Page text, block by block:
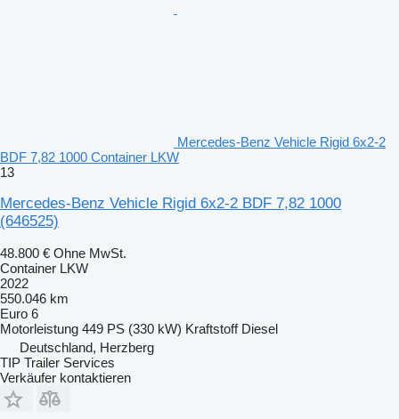
Mercedes-Benz Vehicle Rigid 6x2-2
BDF 7,82 1000 Container LKW
13
Mercedes-Benz Vehicle Rigid 6x2-2 BDF 7,82 1000
(646525)
48.800 € Ohne MwSt.
Container LKW
2022
550.046 km
Euro 6
Motorleistung 449 PS (330 kW) Kraftstoff Diesel
Deutschland, Herzberg
TIP Trailer Services
Verkäufer kontaktieren